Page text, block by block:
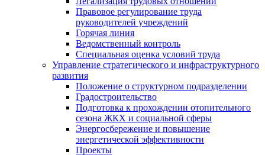
Правовое регулирование труда
руководителей учреждений
Горячая линия
Ведомственный контроль
Специальная оценка условий труда
Управление стратегического и инфраструктурного
развития
Положение о структурном подразделении
Градостроительство
Подготовка к прохождении отопительного
сезона ЖКХ и социальной сферы
Энергосбережение и повышение
энергетической эффективности
Проекты